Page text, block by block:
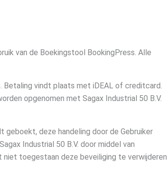
van de Boekingstool BookingPress. Alle
Betaling vindt plaats met iDEAL of creditcard.
opgenomen met Sagax Industrial 50 B.V.
geboekt, deze handeling door de Gebruiker
Industrial 50 B.V. door middel van
toegestaan deze beveiliging te verwijderen